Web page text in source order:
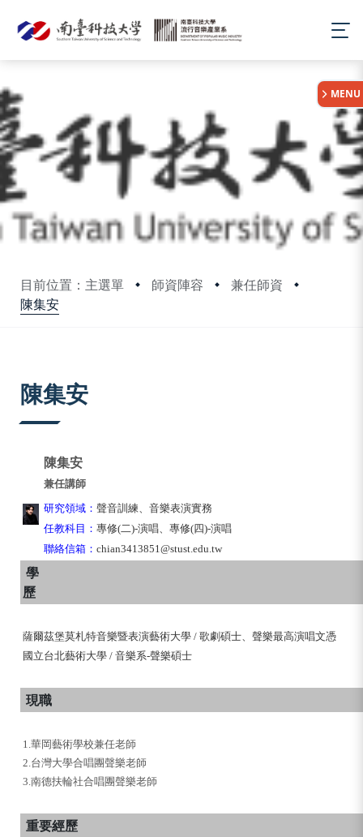
目前位置：主選單 師資陣容
兼任師資
陳集安
MENU
陳集安
陳集安
兼任講師
研究領域： 聲音訓練、音樂表演實務
任教科目： 專修(二)-演唱、專修(四)-演唱
聯絡信箱： chian3413851@stust.edu.tw
學
歷
薩爾茲堡莫札特音樂暨表演藝術大學 / 歌劇碩士、聲樂最高演唱文憑
國立台北藝術大學 / 音樂系-聲樂碩士
現職
1.華岡藝術學校兼任老師
2.台灣大學合唱團聲樂老師
3.南德扶輪社合唱團聲樂老師
重要經歷